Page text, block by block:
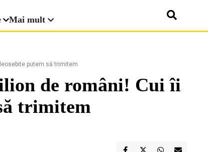
Mai mult
putem să trimitem
de români! Cui îi
trimitem